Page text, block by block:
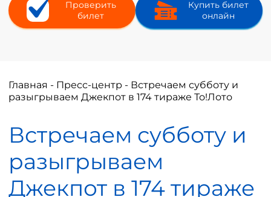
Проверить
билет
Купить билет
онлайн
Главная - Пресс-центр - Встречаем субботу и
разыгрываем Джекпот в 174 тираже То!Лото
Встречаем субботу и
разыгрываем
Джекпот в 174 тираже